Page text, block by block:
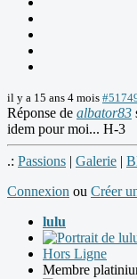
il y a 15 ans 4 mois
Réponse de albator83
idem pour moi... H-3
.: Passions | Galerie |
Connexion ou Créer
lulu
Hors Ligne
Membre